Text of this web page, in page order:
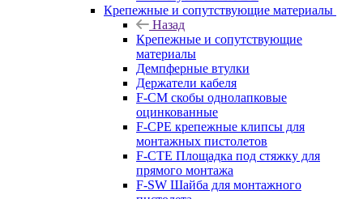
Крепежные и сопутствующие материалы
Назад
Крепежные и сопутствующие
материалы
Демпферные втулки
Держатели кабеля
F-CM скобы однолапковые
оцинкованные
F-CPE крепежные клипсы для
монтажных пистолетов
F-CTE Площадка под стяжку для
прямого монтажа
F-SW Шайба для монтажного